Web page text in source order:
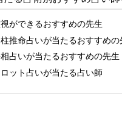
ができるおすすめの先生
推命占いが当たるおすすめの
占いが当たるおすすめの先生
ット占いが当たる占い師